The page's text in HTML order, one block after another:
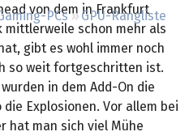
PCs
GPU-Rangliste
von dem in Frankfurt
mittlerweile schon mehr als
gibt es wohl immer noch
so weit fortgeschritten ist.
in dem Add-On die
Explosionen. Vor allem bei
hat man sich viel Mühe